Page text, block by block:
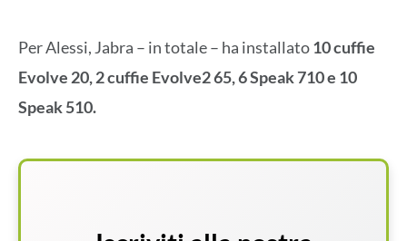
Per Alessi, Jabra – in totale – ha installato10 cuffie
Evolve 20, 2 cuffie Evolve2 65, 6 Speak 710 e 10
Speak 510.